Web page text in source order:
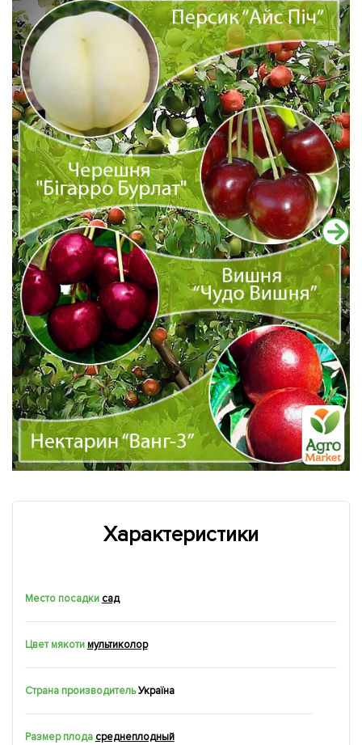
Характеристики
Место посадки сад
Цвет мякотимультиколор
Страна производитель Україна
Размер плода среднеплодный